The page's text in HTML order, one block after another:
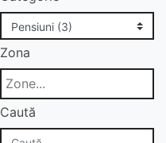
Zona
Caută